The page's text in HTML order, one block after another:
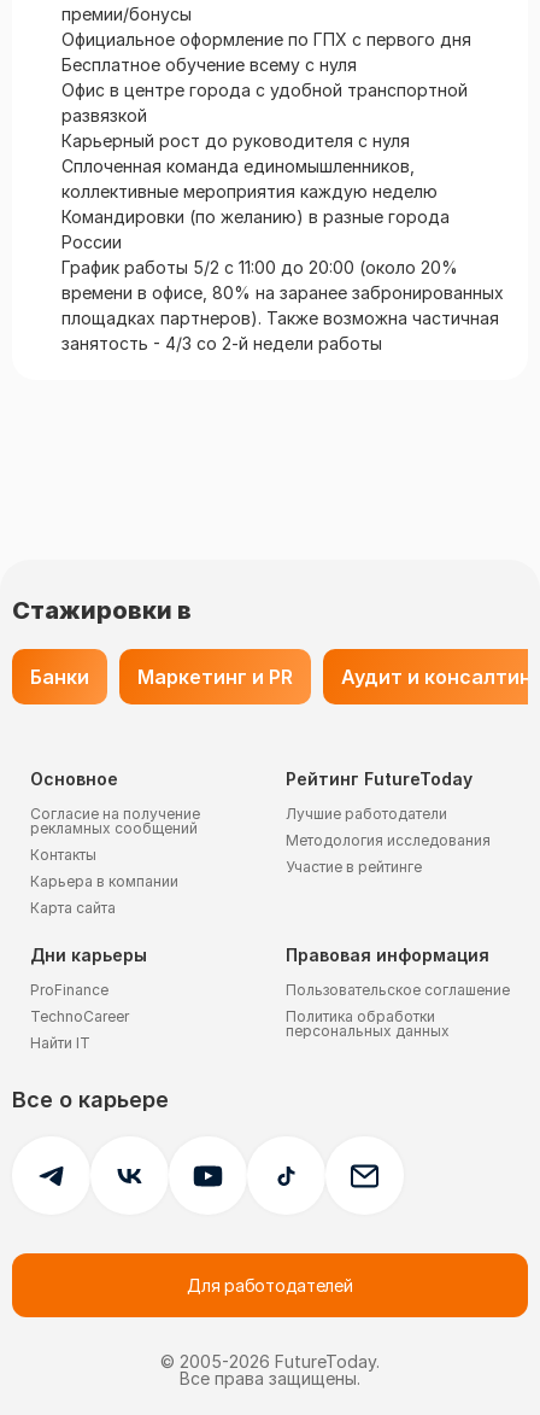
премии/бонусы
Официальное оформление по ГПХ с первого дня
Бесплатное обучение всему с нуля
Офис в центре города с удобной транспортной
развязкой
Карьерный рост до руководителя с нуля
Сплоченная команда единомышленников,
коллективные мероприятия каждую неделю
Командировки (по желанию) в разные города
России
График работы 5/2 с 11:00 до 20:00 (около 20%
времени в офисе, 80% на заранее забронированных
площадках партнеров). Также возможна частичная
занятость - 4/3 со 2-й недели работы
Стажировки в
Банки Маркетинг и PR Аудит и консалтинг
Для работодателей
© 2005-2026 FutureToday.
Все права защищены.
Все о карьере
Основное
Согласие на получение
рекламных сообщений
Контакты
Карьера в компании
Карта сайта
Рейтинг FutureToday
Лучшие работодатели
Методология исследования
Участие в рейтинге
Дни карьеры
ProFinance
TechnoCareer
Найти IT
Правовая информация
Пользовательское соглашение
Политика обработки
персональных данных